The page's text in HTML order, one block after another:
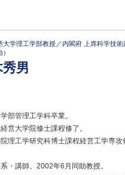
大学理工学部教授／内閣府 上席科学技術
男
部管理工学科卒業。
営大学院修士課程修了。
理工学研究科博士課程経営工学専攻
・講師。2002年6月同助教授。